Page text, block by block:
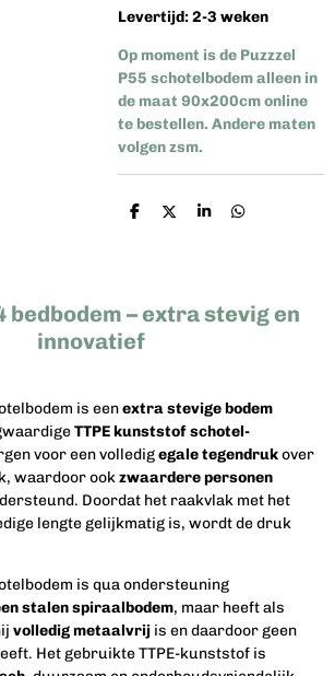
Levertijd: 2-3 weken
Op moment is de Puzzzel
P55 schotelbodem alleen in
de maat 90x200cm online
te bestellen. Andere maten
volgen zsm.
D
D
S
D
bedbodem – extra stevig en
innovatief
is eenextra stevige bodem
TTPE kunststof schotel-
voor een volledigegale tegendrukover
waardoor ookzwaardere personen
Doordat het raakvlak met het
lengte gelijkmatig is, wordt de druk
is qua ondersteuning
stalen spiraalbodem, maar heeft als
volledig metaalvrij is en daardoor geen
Het gebruikte TTPE-kunststof is